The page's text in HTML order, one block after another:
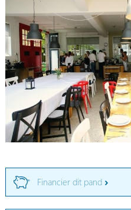
Financier dit pand